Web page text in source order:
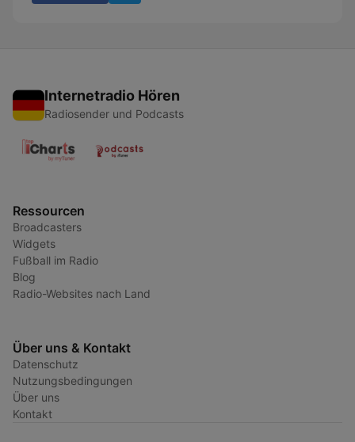
Internetradio Hören
Radiosender und Podcasts
Ressourcen
Broadcasters
Widgets
Fußball im Radio
Blog
Radio-Websites nach Land
Über uns & Kontakt
Datenschutz
Nutzungsbedingungen
Über uns
Kontakt